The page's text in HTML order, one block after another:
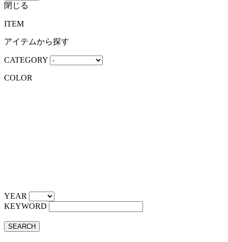
閉じる
ITEM
アイテムから探す
CATEGORY
COLOR
YEAR
KEYWORD
SEARCH